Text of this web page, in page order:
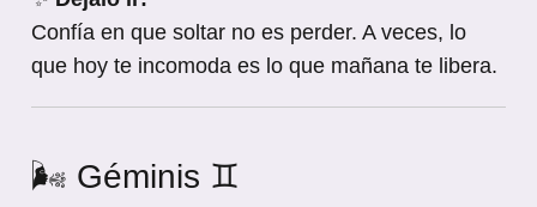
Confía en que soltar no es perder. A veces, lo
que hoy te incomoda es lo que mañana te libera.
🌬️ Géminis ♊